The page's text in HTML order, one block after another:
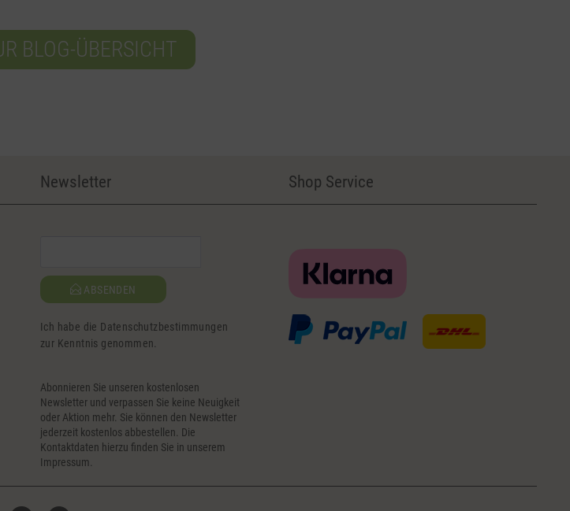
BLOG-ÜBERSICHT
Newsletter
ABSENDEN
Ich habe die Datenschutzbestimmungen
zur Kenntnis genommen.
Abonnieren Sie unseren kostenlosen
Newsletter und verpassen Sie keine Neuigkeit
oder Aktion mehr. Sie können den Newsletter
jederzeit kostenlos abbestellen. Die
Kontaktdaten hierzu finden Sie in unserem
Impressum.
Shop Service